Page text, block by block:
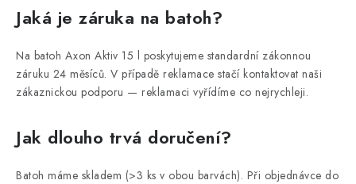
Jaká je záruka na batoh?
Na batoh Axon Aktiv 15 l poskytujeme standardní zákonnou
záruku 24 měsíců. V případě reklamace stačí kontaktovat naši
zákaznickou podporu — reklamaci vyřídíme co nejrychleji.
Jak dlouho trvá doručení?
Batoh máme skladem (>3 ks v obou barvách). Při objednávce do